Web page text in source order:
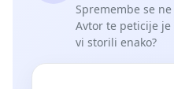
Spremembe se
Avtor te peticije
vi storili enako?